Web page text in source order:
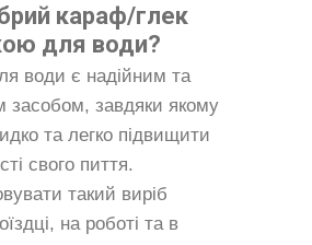
караф/глек
для води?
води є надійним та
засобом, завдяки якому
та легко підвищити
свого пиття.
такий виріб
на роботі та в